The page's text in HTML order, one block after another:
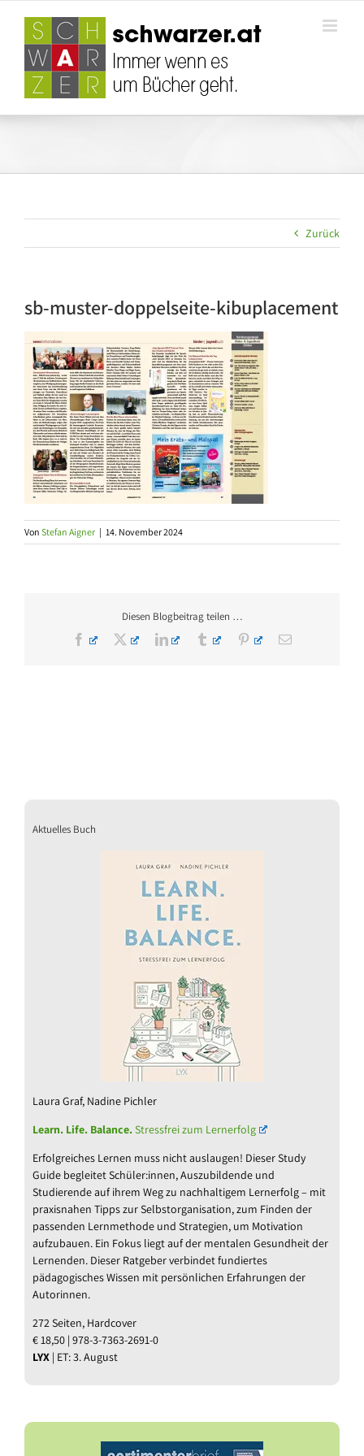
springen
Zurück
sb-muster-doppelseite-kibuplacement
Von Stefan Aigner | 14. November 2024
Diesen Blogbeitrag teilen …
Facebook
X LinkedInTumblr PinterestE-
Aktuelles Buch
Laura Graf, Nadine Pichler
Learn. Life. Balance.Stressfrei zum Lernerfolg
Erfolgreiches Lernen muss nicht auslaugen! Dieser Study
Guide begleitet Schüler:innen, Auszubildende und
Studierende auf ihrem Weg zu nachhaltigem Lernerfolg – mit
praxisnahen Tipps zur Selbstorganisation, zum Finden der
passenden Lernmethode und Strategien, um Motivation
aufzubauen. Ein Fokus liegt auf der mentalen Gesundheit der
Lernenden. Dieser Ratgeber verbindet fundiertes
pädagogisches Wissen mit persönlichen Erfahrungen der
Autorinnen.
272 Seiten, Hardcover
€ 18,50 | 978-3-7363-2691-0
LYX | ET: 3. August